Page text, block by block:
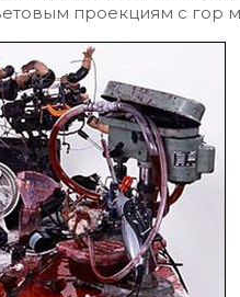
проекциям с гор